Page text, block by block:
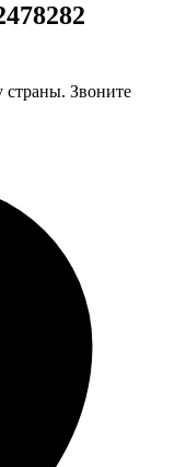
страны. Звоните